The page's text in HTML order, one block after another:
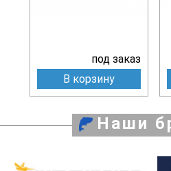
под заказ
В корзину
Наши